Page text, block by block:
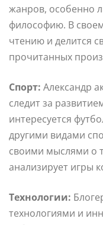
жанров, особенно
философию. В
чтению и делится
прочитанных
Спорт: Александр
следит за
интересуется
другими видами
своими мыслями о
анализирует игры
Технологии:
технологиями и